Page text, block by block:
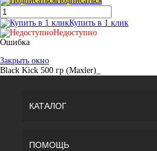
Купить в 1 клик
Недоступно
Ошибка
Закрыть окно
Black Kick 500 гр (Maxler)_
КАТАЛОГ
ПОМОЩЬ